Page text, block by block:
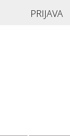
PRIJAVA